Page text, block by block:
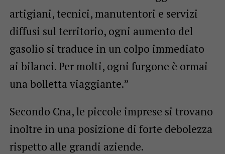
artigiani, tecnici, manutentori e servizi
diffusi sul territorio, ogni aumento del
gasolio si traduce in un colpo immediato
ai bilanci. Per molti, ogni furgone è ormai
una bolletta viaggiante.”
Secondo Cna, le piccole imprese si trovano
inoltre in una posizione di forte debolezza
rispetto alle grandi aziende.